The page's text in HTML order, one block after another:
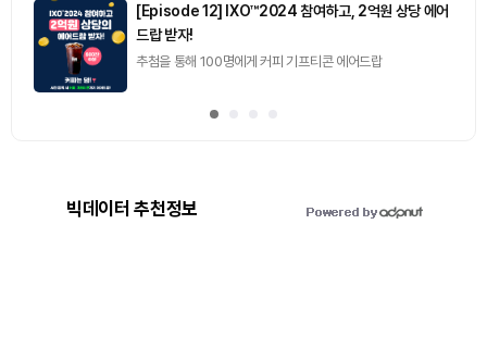
[Episode 12] IXO™2024 참여하고, 2억원 상당 에어
드랍 받자!
추첨을 통해 100명에게 커피 기프티콘 에어드랍
빅데이터 추천정보